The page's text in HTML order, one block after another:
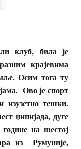
клуб, била је
крајевима
Осим тога ту
Ово је спорт
изузетно тешки.
џипијада, дуге
на шестој
из Румуније,